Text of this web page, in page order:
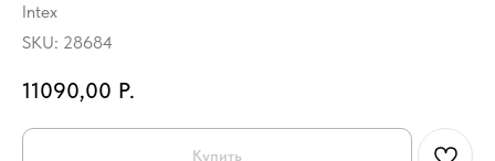
Intex
SKU: 28684
11090,00 Р.
Купить